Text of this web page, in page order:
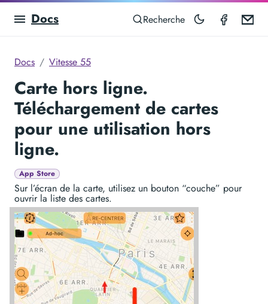
Docs Recherche
Docs Vitesse 55
Carte hors ligne.
Téléchargement de cartes
pour une utilisation hors
ligne.
App Store
Sur l’écran de la carte, utilisez un bouton “couche” pour
ouvrir la liste des cartes.